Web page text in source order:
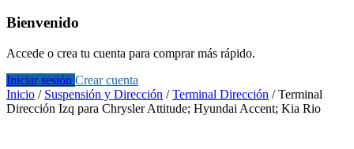
Bienvenido
Accede o crea tu cuenta para comprar más rápido.
Iniciar sesión Crear cuenta
Inicio / Suspensión y Dirección /Terminal Dirección /Terminal
Dirección Izq para Chrysler Attitude; Hyundai Accent; Kia Rio